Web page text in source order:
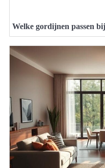
Welke gordijnen passen